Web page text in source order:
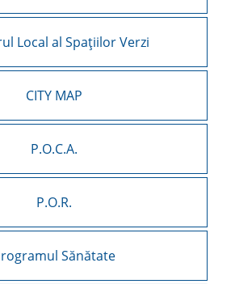
Local al Spațiilor Verzi
CITY MAP
P.O.C.A.
P.O.R.
Sănătate